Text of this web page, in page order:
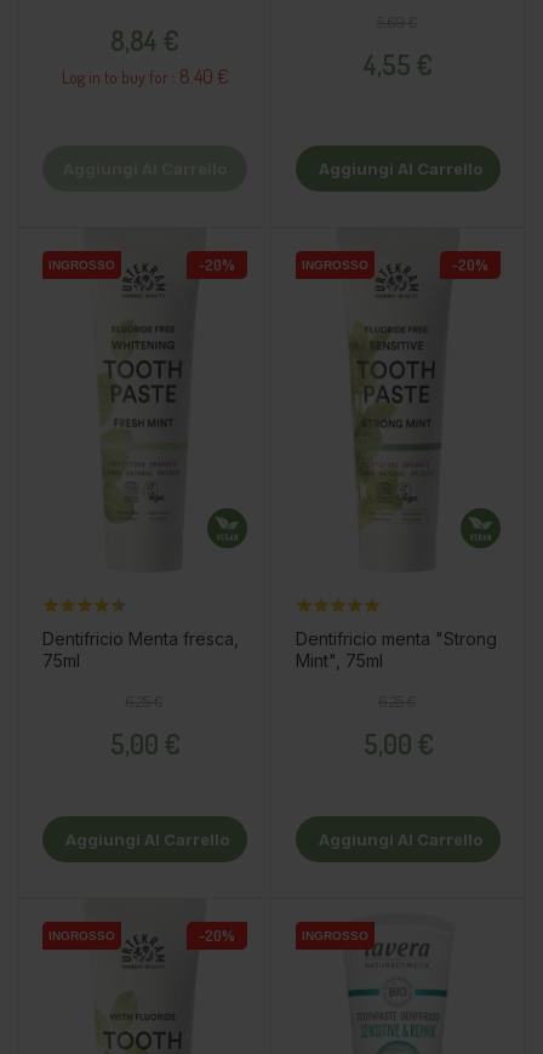
8,84 €
Log in to buy for : 8.40 € 4,55 €
Aggiungi Al Carrello
INGROSSO
INGROSSO -20%
Dentifricio Menta fresca,
75ml
5,00 €
Aggiungi Al Carrello
INGROSSO
INGROSSO -20%
Dentifricio menta "Strong
Mint", 75ml
5,00 €
Aggiungi Al Carrello
INGROSSO
INGROSSO -20% INGROSSO
INGROSSO